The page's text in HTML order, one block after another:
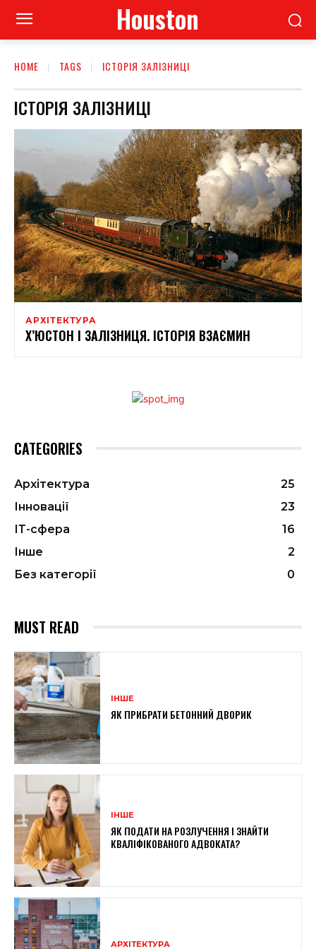
Houston
HOME TAGS ІСТОРІЯ ЗАЛІЗНИЦІ
ІСТОРІЯ ЗАЛІЗНИЦІ
АРХІТЕКТУРА
Х’ЮСТОН І ЗАЛІЗНИЦЯ. ІСТОРІЯ ВЗАЄМИН
CATEGORIES
Архітектура
25
Інновації
23
ІТ-сфера
16
Інше
2
Без категорії
0
MUST READ
ІНШЕ
ЯК ПРИБРАТИ БЕТОННИЙ ДВОРИК
ІНШЕ
ЯК ПОДАТИ НА РОЗЛУЧЕННЯ І ЗНАЙТИ
КВАЛІФІКОВАНОГО АДВОКАТА?
АРХІТЕКТУРА